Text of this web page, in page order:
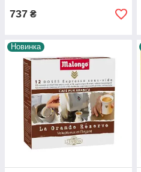
737 ₴
Новинка